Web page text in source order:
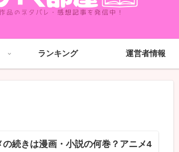
ランキング 運営者情報
の続きは漫画・小説の何巻？アニメ4